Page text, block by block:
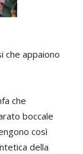
che appaiono
che
boccale
così
della